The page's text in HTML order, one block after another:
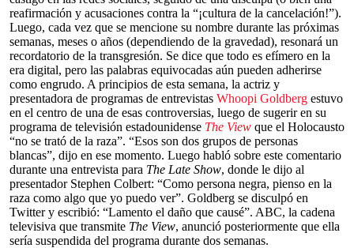
reafirmación y acusaciones contra la “¡cultura de la cancelación!”).
Luego, cada vez que se mencione su nombre durante las próximas
semanas, meses o años (dependiendo de la gravedad), resonará un
recordatorio de la transgresión. Se dice que todo es efímero en la
era digital, pero las palabras equivocadas aún pueden adherirse
como engrudo. A principios de esta semana, la actriz y
presentadora de programas de entrevistas Whoopi Goldberg estuvo
en el centro de una de esas controversias, luego de sugerir en su
programa de televisión estadounidense The View que el Holocausto
“no se trató de la raza”. “Esos son dos grupos de personas
blancas”, dijo en ese momento. Luego habló sobre este comentario
durante una entrevista para The Late Show, donde le dijo al
presentador Stephen Colbert: “Como persona negra, pienso en la
raza como algo que yo puedo ver”. Goldberg se disculpó en
Twitter y escribió: “Lamento el daño que causé”. ABC, la cadena
televisiva que transmite The View, anunció posteriormente que ella
sería suspendida del programa durante dos semanas.